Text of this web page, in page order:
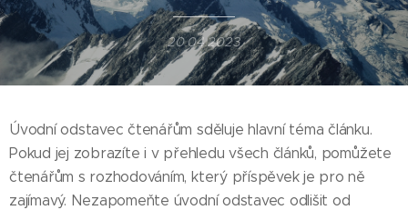
20.04.2023
Úvodní odstavec čtenářům sděluje hlavní téma článku.
Pokud jej zobrazíte i v přehledu všech článků, pomůžete
čtenářům s rozhodováním, který příspěvek je pro ně
zajímavý. Nezapomeňte úvodní odstavec odlišit od